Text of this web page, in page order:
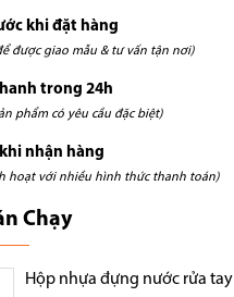
khi đặt hàng
được giao mẫu & tư vấn tận nơi)
trong 24h
phẩm có yêu cầu đặc biệt)
nhận hàng
hoạt với nhiều hình thức thanh toán)
Chạy
Hộp nhựa đựng nước rửa tay